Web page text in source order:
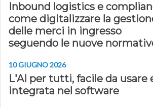
Inbound logistics e
come digitalizzare la
delle merci in ingresso
seguendo le nuove
10 GIUGNO 2026
L'AI per tutti, facile da usare
integrata nel software